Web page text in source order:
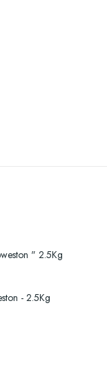
- 2.5Kg